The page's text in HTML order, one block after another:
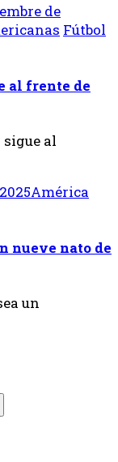
de
Fútbol
al frente de
América
nueve nato de